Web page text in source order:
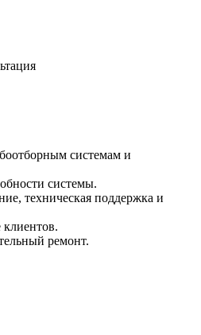
системам и
системы.
техническая поддержка и
клиентов.
ремонт.